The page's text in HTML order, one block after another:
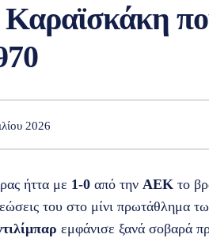
2026
ήττα με 1-0 από την ΑΕΚ το
του στο μίνι πρωτάθλημα
εμφάνισε ξανά σοβαρά